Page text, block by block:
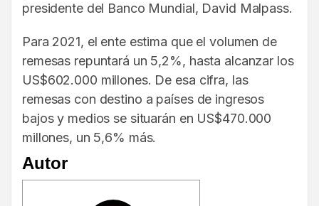
presidente del Banco Mundial, David Malpass.
Para 2021, el ente estima que el volumen de
remesas repuntará un 5,2%, hasta alcanzar los
US$602.000 millones. De esa cifra, las
remesas con destino a países de ingresos
bajos y medios se situarán en US$470.000
millones, un 5,6% más.
Autor